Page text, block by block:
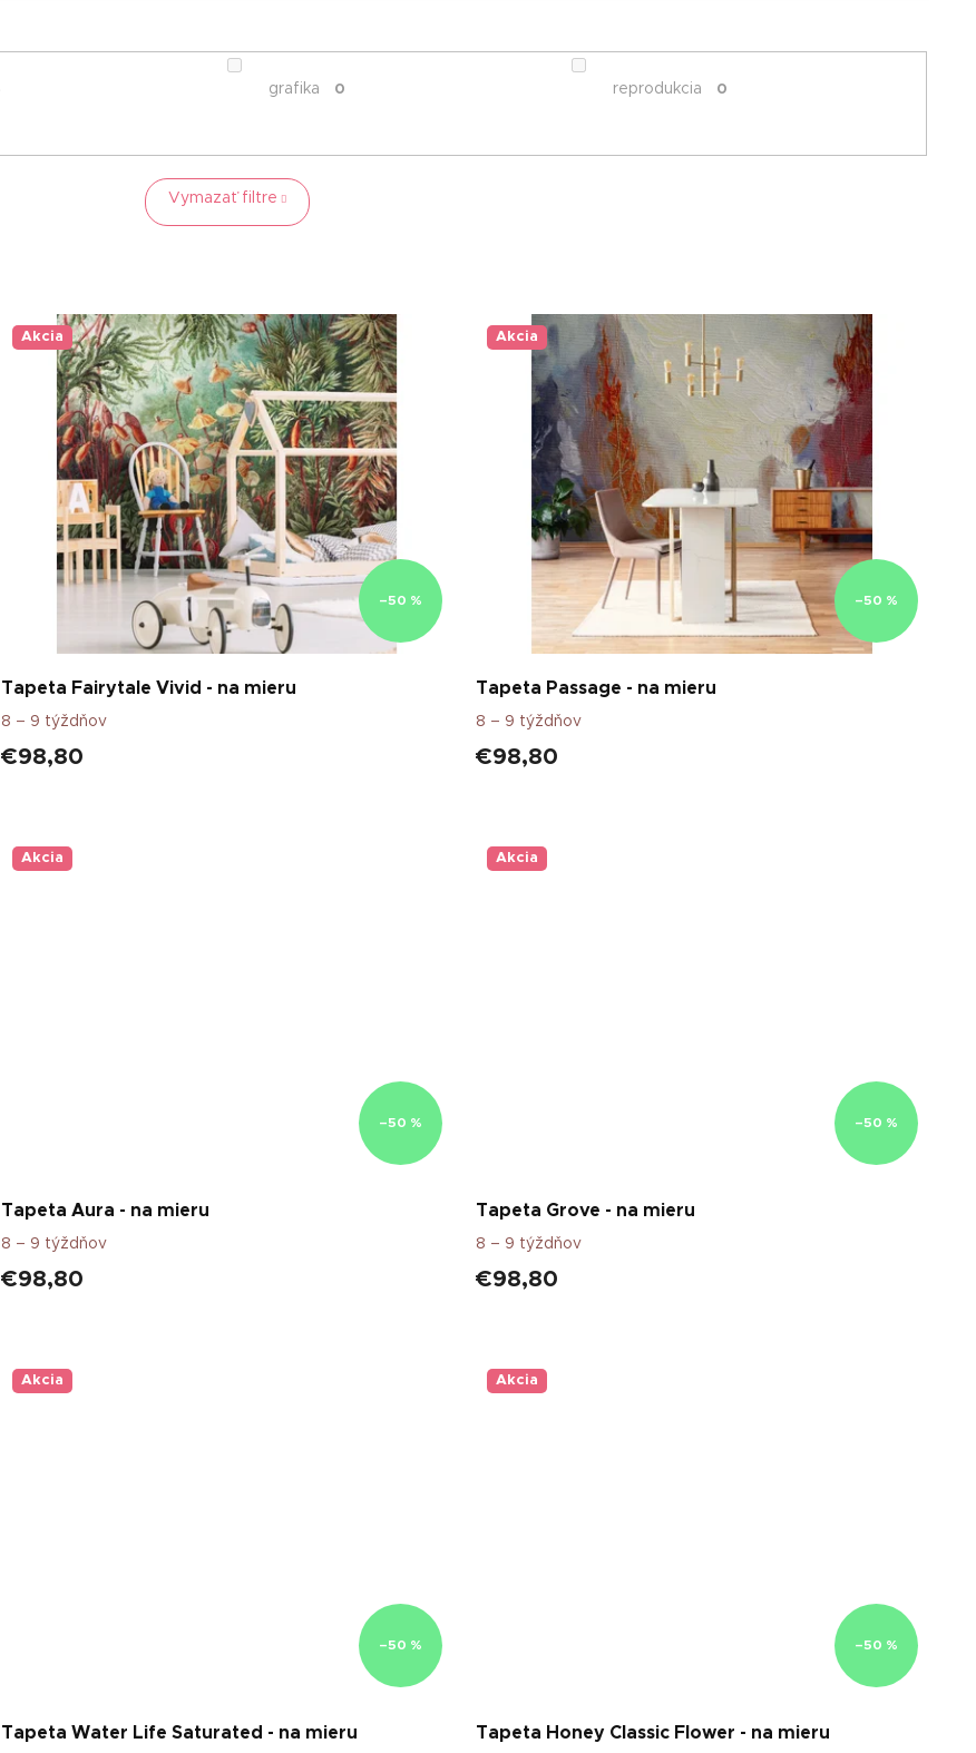
grafika 0 reprodukcia 0
Vymazať filtre
Akcia
–50 %
Tapeta Fairytale Vivid - na mieru
8 – 9 týždňov
€98,80
Akcia
–50 %
Tapeta Passage - na mieru
8 – 9 týždňov
€98,80
Akcia
–50 %
Tapeta Aura - na mieru
8 – 9 týždňov
€98,80
Akcia
–50 %
Tapeta Grove - na mieru
8 – 9 týždňov
€98,80
Akcia
–50 %
Tapeta Water Life Saturated - na mieru
Akcia
–50 %
Tapeta Honey Classic Flower - na mieru